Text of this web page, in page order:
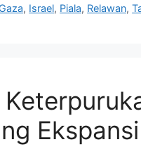
Gaza, Israel, Piala, Relawan,